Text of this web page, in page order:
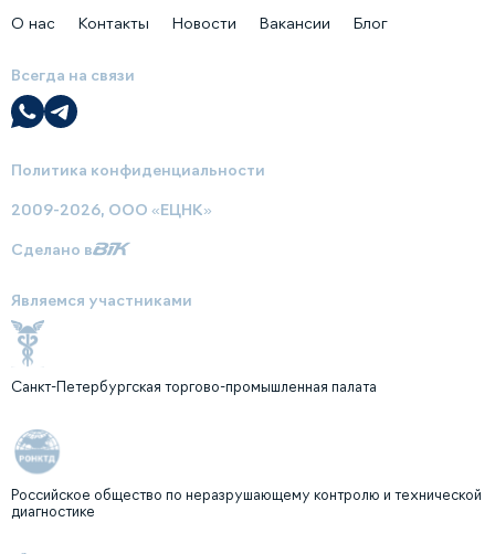
О нас Контакты Новости Вакансии Блог
Всегда на связи
Политика конфиденциальности
2009-2026, ООО «ЕЦНК»
Сделано в
Являемся участниками
Санкт-Петербургская торгово-промышленная палата
Российское общество по неразрушающему контролю и технической
диагностике